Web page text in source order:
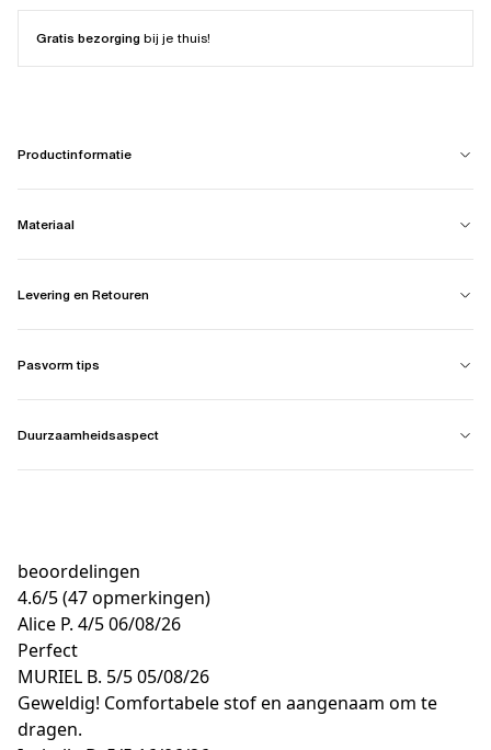
Gratis bezorgingbij je thuis!
Productinformatie
Materiaal
Levering en Retouren
Pasvorm tips
Duurzaamheidsaspect
beoordelingen
4.6/5(47 opmerkingen)
Alice P. 4/506/08/26
Perfect
MURIEL B. 5/505/08/26
Geweldig! Comfortabele stof en aangenaam om te
dragen.